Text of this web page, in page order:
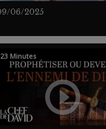
06/2025
23 Minutes